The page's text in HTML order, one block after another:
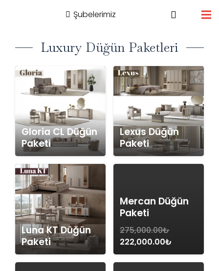
Şubelerimiz
Luxury Düğün Paketleri
Gloria CL Düğün
Paketi
Lexus Düğün
Paketi
Luna KT Düğün
Paketi
Mercan Düğün
Paketi
275,000.00₺
Orijinal
fiyat:
275,000.00₺.
222,000.00₺Şu
andaki
fiyat: